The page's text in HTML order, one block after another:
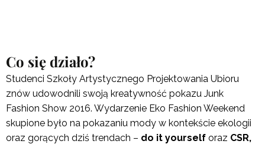
Co się działo?
Studenci Szkoły Artystycznego Projektowania Ubioru
znów udowodnili swoją kreatywność pokazu Junk
Fashion Show 2016. Wydarzenie Eko Fashion Weekend
skupione było na pokazaniu mody w kontekście ekologii
oraz gorących dziś trendach – do it yourself oraz CSR,